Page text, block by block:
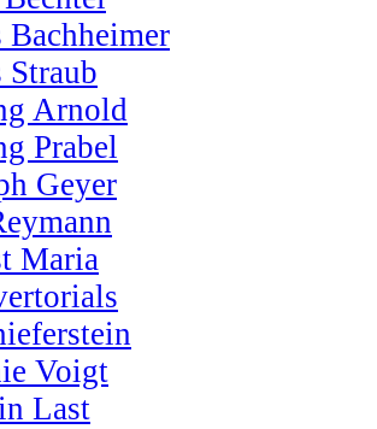
Bachheimer
Straub
Arnold
Prabel
Geyer
Maria
Voigt
Last